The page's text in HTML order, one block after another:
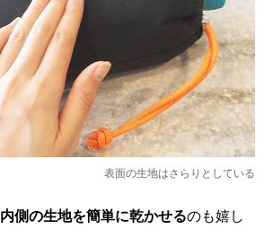
表面の生地はさらりとしている
内側の生地を簡単に乾かせるのも嬉し